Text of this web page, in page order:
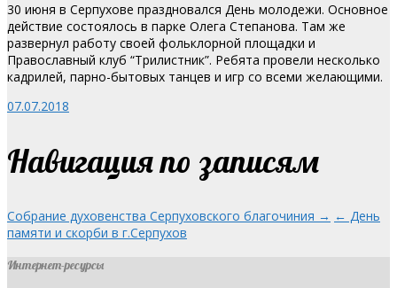
30 июня в Серпухове праздновался День молодежи. Основное
действие состоялось в парке Олега Степанова. Там же
развернул работу своей фольклорной площадки и
Православный клуб “Трилистник”. Ребята провели несколько
кадрилей, парно-бытовых танцев и игр со всеми желающими.
07.07.2018
Навигация по записям
Собрание духовенства Серпуховского благочиния → ← День
памяти и скорби в г.Серпухов
Интернет-ресурсы